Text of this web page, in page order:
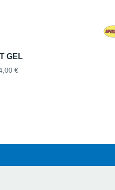
GEL
€